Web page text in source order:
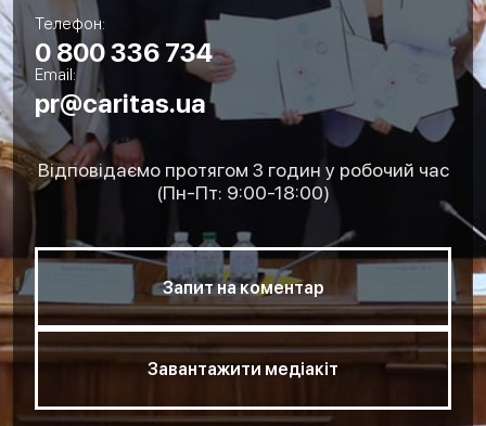
Телефон:
0 800 336 734
Email:
pr@caritas.ua
Відповідаємо протягом 3 годин у робочий час
(Пн-Пт: 9:00-18:00)
Запит на коментар
Завантажити медіакіт